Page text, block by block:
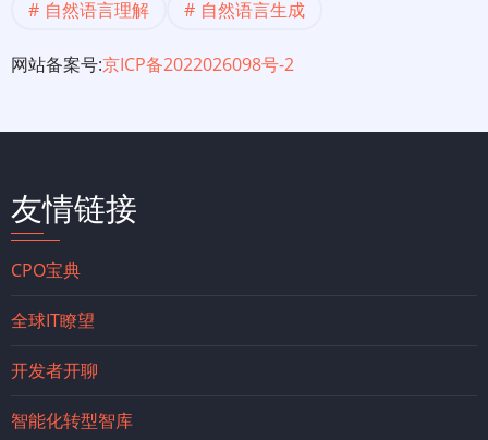
自然语言理解
自然语言生成
网站备案号:京ICP备2022026098号-2
友情链接
CPO宝典
全球IT瞭望
开发者开聊
智能化转型智库